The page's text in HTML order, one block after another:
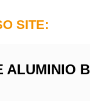
SITE:
ALUMINIO